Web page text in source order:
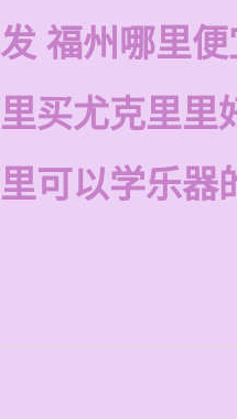
福州哪里
买尤克里里
可以学乐器